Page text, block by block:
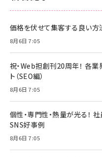
価格を伏せて集客する良い方
8月6日 7:05
祝・Web担創刊20周年！ 各
ト（SEO編）
8月6日 7:05
個性・専門性・熱量が光る！
SNS好事例
8月6日 7:05